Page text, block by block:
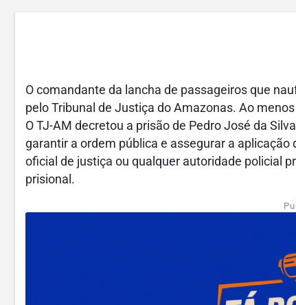
O comandante da lancha de passageiros que
pelo Tribunal de Justiça do Amazonas. Ao
O TJ-AM decretou a prisão de Pedro José da
garantir a ordem pública e assegurar a
oficial de justiça ou qualquer autoridade policial
prisional.